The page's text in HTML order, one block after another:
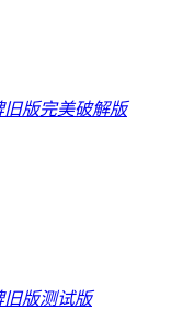
旧版完美破解版
旧版测试版